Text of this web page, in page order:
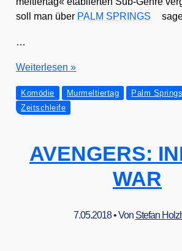
soll man über PALM SPRINGS
…
Ban­
bespricht:
PALM
Wei­ter­le­sen »
Komödie Murmeltiertag Palm Springs
Zeitschleife
AVENGERS:
WAR
7.05.2018• Von Stefan